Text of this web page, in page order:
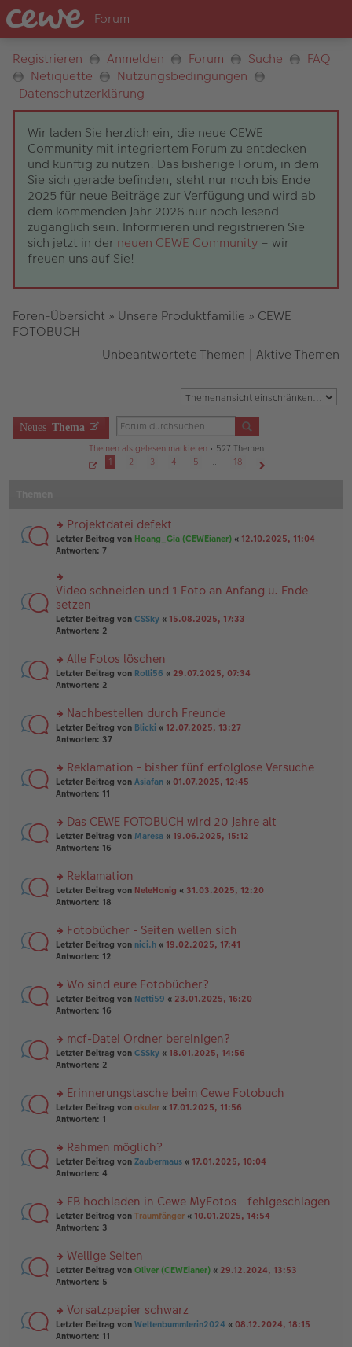
Registrieren Anmelden Forum Suche
FAQ
Netiquette
Nutzungsbedingungen
Datenschutzerklärung
Wir laden Sie herzlich ein, die neue CEWE
Community mit integriertem Forum zu entdecken
und künftig zu nutzen. Das bisherige Forum, in dem
Sie sich gerade befinden, steht nur noch bis Ende
2025 für neue Beiträge zur Verfügung und wird ab
dem kommenden Jahr 2026 nur noch lesend
zugänglich sein. Informieren und registrieren Sie
sich jetzt in der neuen CEWE Community – wir
freuen uns auf Sie!
Foren-Übersicht » Unsere Produktfamilie » CEWE
FOTOBUCH
Unbeantwortete Themen | Aktive Themen
Neues Thema
Themen als gelesen markieren• 527 Themen
v
o
n
1
1 2 3 4 5 …
18
rs
te
u
n
g
el
es
e
er
B
ei
tr
g
Projektdatei defekt
Letzter Beitrag von Hoang_Gia (CEWEianer) « 12.10.2025, 11:04
Antworten: 7
rs
te
r
u
n
el
es
e
B
ei
tr
g
Video schneiden und 1 Foto an Anfang u. Ende
setzen
Letzter Beitrag von CSSky « 15.08.2025, 17:33
Antworten: 2
rs
te
n
g
el
e
n
er
tr
a
g
Alle Fotos löschen
Letzter Beitrag von Rolli56 « 29.07.2025, 07:34
Antworten: 2
rs
te
n
g
el
e
n
er
tr
a
g
Nachbestellen durch Freunde
Letzter Beitrag von Blicki « 12.07.2025, 13:27
Antworten: 37
rs
te
n
g
el
e
n
er
tr
a
g
Reklamation - bisher fünf erfolglose Versuche
Letzter Beitrag von Asiafan « 01.07.2025, 12:45
Antworten: 11
rs
te
n
g
el
e
n
er
tr
a
g
Das CEWE FOTOBUCH wird 20 Jahre alt
Letzter Beitrag von Maresa « 19.06.2025, 15:12
Antworten: 16
rs
te
n
g
el
e
n
er
tr
a
g
Reklamation
Letzter Beitrag von NeleHonig « 31.03.2025, 12:20
Antworten: 18
rs
te
n
g
el
e
n
er
tr
a
g
Fotobücher - Seiten wellen sich
Letzter Beitrag von nici.h « 19.02.2025, 17:41
Antworten: 12
rs
te
n
g
el
e
n
er
tr
a
g
Wo sind eure Fotobücher?
Letzter Beitrag von Netti59 « 23.01.2025, 16:20
Antworten: 16
rs
te
n
g
el
e
n
er
tr
a
g
mcf-Datei Ordner bereinigen?
Letzter Beitrag von CSSky « 18.01.2025, 14:56
Antworten: 2
rs
te
n
g
el
e
n
er
tr
a
g
Erinnerungstasche beim Cewe Fotobuch
Letzter Beitrag von okular « 17.01.2025, 11:56
Antworten: 1
rs
te
n
g
el
e
n
er
tr
a
g
Rahmen möglich?
Letzter Beitrag von Zaubermaus « 17.01.2025, 10:04
Antworten: 4
rs
te
n
g
el
e
n
er
FB hochladen in Cewe MyFotos - fehlgeschlagen
Letzter Beitrag von Traumfänger « 10.01.2025, 14:54
Antworten: 3
rs
te
n
g
el
Wellige Seiten
Letzter Beitrag von Oliver (CEWEianer) « 29.12.2024, 13:53
Antworten: 5
rs
te
Vorsatzpapier schwarz
Letzter Beitrag von Weltenbummlerin2024 « 08.12.2024, 18:15
Antworten: 11